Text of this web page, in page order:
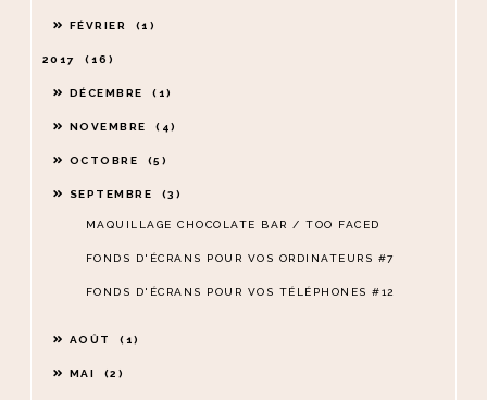
FÉVRIER 1
2017 16
DÉCEMBRE 1
NOVEMBRE 4
OCTOBRE 5
SEPTEMBRE 3
MAQUILLAGE CHOCOLATE BAR / TOO FACED
FONDS D'ÉCRANS POUR VOS ORDINATEURS #7
FONDS D'ÉCRANS POUR VOS TÉLÉPHONES #12
AOÛT 1
MAI 2